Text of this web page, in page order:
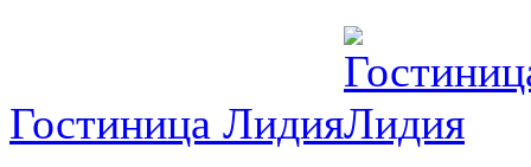
Гостиница Лидия